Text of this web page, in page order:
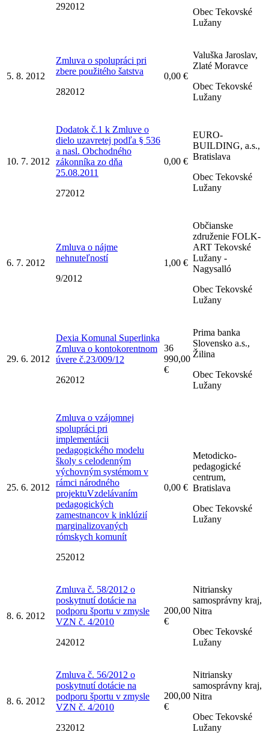
292012
Obec Tekovské
Lužany
5. 8. 2012
Zmluva o spolupráci pri
zbere použitého šatstva
282012
0,00 €
Valuška Jaroslav,
Zlaté Moravce
Obec Tekovské
Lužany
10. 7. 2012
Dodatok č.1 k Zmluve o
dielo uzavretej podľa § 536
a nasl. Obchodného
zákonníka zo dňa
25.08.2011
272012
0,00 €
EURO-
BUILDING, a.s.,
Bratislava
Obec Tekovské
Lužany
6. 7. 2012
Zmluva o nájme
nehnuteľností
9/2012
1,00 €
Občianske
združenie FOLK-
ART Tekovské
Lužany -
Nagysalló
Obec Tekovské
Lužany
29. 6. 2012
Dexia Komunal Superlinka
Zmluva o kontokorentnom
úvere č.23/009/12
262012
36
990,00
€
Prima banka
Slovensko a.s.,
Žilina
Obec Tekovské
Lužany
25. 6. 2012
Zmluva o vzájomnej
spolupráci pri
implementácii
pedagogického modelu
školy s celodenným
výchovným systémom v
rámci národného
projektuVzdelávaním
pedagogických
zamestnancov k inklúzií
marginalizovaných
rómskych komunít
252012
0,00 €
Metodicko-
pedagogické
centrum,
Bratislava
Obec Tekovské
Lužany
8. 6. 2012
Zmluva č. 58/2012 o
poskytnutí dotácie na
podporu športu v zmysle
VZN č. 4/2010
242012
200,00
€
Nitriansky
samosprávny kraj,
Nitra
Obec Tekovské
Lužany
8. 6. 2012
Zmluva č. 56/2012 o
poskytnutí dotácie na
podporu športu v zmysle
VZN č. 4/2010
232012
200,00
€
Nitriansky
samosprávny kraj,
Nitra
Obec Tekovské
Lužany